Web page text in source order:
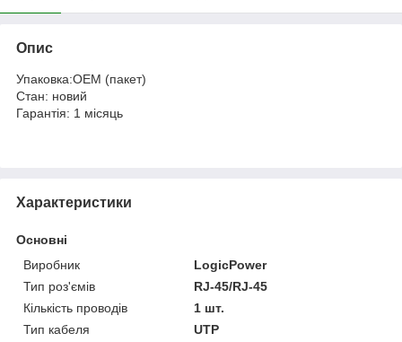
Опис
Упаковка:ОЕМ (пакет)
Стан: новий
Гарантія: 1 місяць
Характеристики
Основні
Виробник
LogicPower
Тип роз'ємів
RJ-45/RJ-45
Кількість проводів
1 шт.
Тип кабеля
UTP